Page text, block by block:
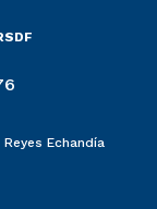
Echandía